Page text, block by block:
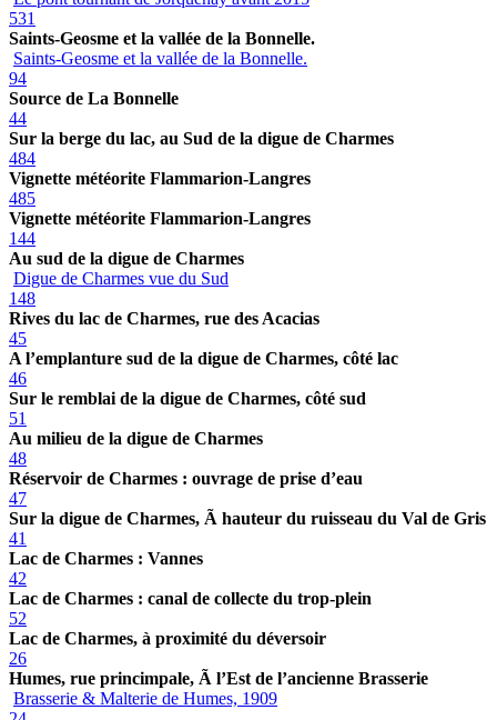
531
Saints-Geosme et la vallée de la Bonnelle.
Saints-Geosme et la vallée de la Bonnelle.
94
Source de La Bonnelle
44
Sur la berge du lac, au Sud de la digue de Charmes
484
Vignette météorite Flammarion-Langres
485
Vignette météorite Flammarion-Langres
144
Au sud de la digue de Charmes
Digue de Charmes vue du Sud
148
Rives du lac de Charmes, rue des Acacias
45
A l’emplanture sud de la digue de Charmes, côté lac
46
Sur le remblai de la digue de Charmes, côté sud
51
Au milieu de la digue de Charmes
48
Réservoir de Charmes : ouvrage de prise d’eau
47
Sur la digue de Charmes, Ã hauteur du ruisseau du Val de Gris
41
Lac de Charmes : Vannes
42
Lac de Charmes : canal de collecte du trop-plein
52
Lac de Charmes, à proximité du déversoir
26
Humes, rue princimpale, Ã l’Est de l’ancienne Brasserie
Brasserie & Malterie de Humes, 1909